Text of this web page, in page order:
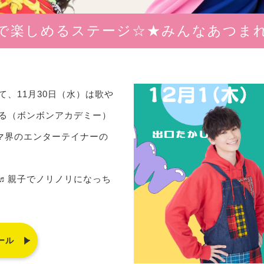
楽しめるステージ☆★みんなあつま
、11月30日（水）は歌や
（ボンボンアカデミー）
界のエンターテイナーの
親子でノリノリになっち
ル